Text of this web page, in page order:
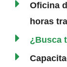
Oficina
horas
¿Busca